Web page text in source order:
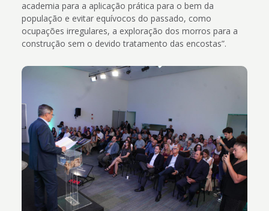
academia para a aplicação prática para o bem da
população e evitar equívocos do passado, como
ocupações irregulares, a exploração dos morros para a
construção sem o devido tratamento das encostas”.